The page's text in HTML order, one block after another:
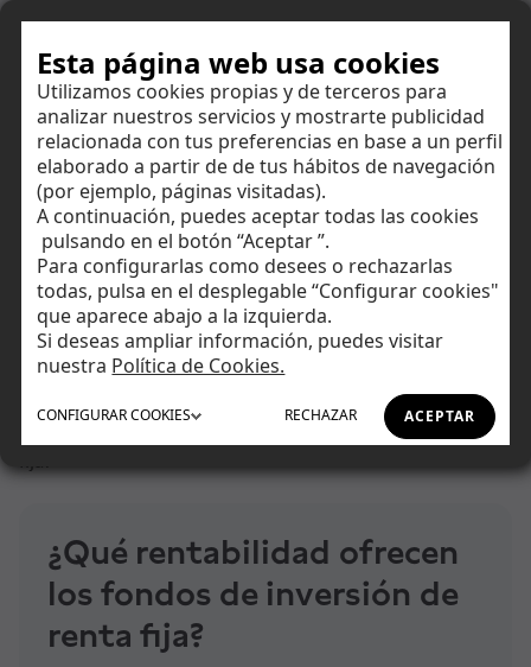
Esta página web usa cookies
Utilizamos cookies propias y de terceros para
analizar nuestros servicios y mostrarte publicidad
relacionada con tus preferencias en base a un perfil
elaborado a partir de de tus hábitos de navegación
(por ejemplo, páginas visitadas).
A continuación, puedes aceptar todas las cookies
pulsando en el botón “Aceptar ”.
Para configurarlas como desees o rechazarlas
todas, pulsa en el desplegable “Configurar cookies"
que aparece abajo a la izquierda.
Si deseas ampliar información, puedes visitar
nuestra Política de Cookies.
ACEPTAR
RECHAZAR
CONFIGURARCOOKIES
Ahorrar
Invertir
Tu día a día
Formación
Síguenos
Centro de ayuda
Encuentra respuestas a todas tus dudas y amplía tus
conocimientos financieros.
¿Qué rentabilidad ofrecen los fondos de inversión de renta
¿Qué rentabilidad ofrecen
los fondos de inversión de
renta fija?